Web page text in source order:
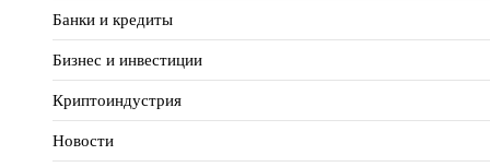
Банки и кредиты
Бизнес и инвестиции
Криптоиндустрия
Новости